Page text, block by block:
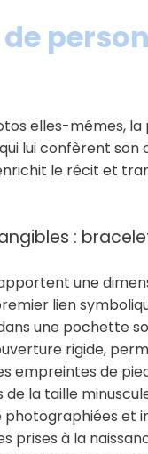
elles-mêmes,
lui confèrent son
le récit et
:
une
lien
une pochette
rigide,
empreintes de
la taille
et
prises à la